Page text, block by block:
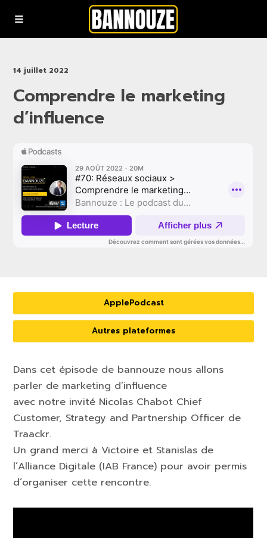
YouTube
Nous contacter
14 juillet 2022
Comprendre le marketing
d’influence
ApplePodcast
Autres plateformes
Dans cet épisode de bannouze nous allons
parler de marketing d’influence
avec notre invité Nicolas Chabot Chief
Customer, Strategy and Partnership Officer de
Traackr.
Un grand merci à Victoire et Stanislas de
l’Alliance Digitale (IAB France) pour avoir permis
d’organiser cette rencontre.